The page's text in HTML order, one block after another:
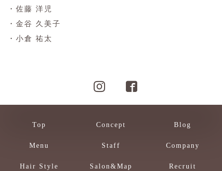
・佐藤 洋児
・金谷 久美子
・小倉 祐太
Top
Menu
Hair Style
Concept
Staff
Salon&Map
Blog
Company
Recruit